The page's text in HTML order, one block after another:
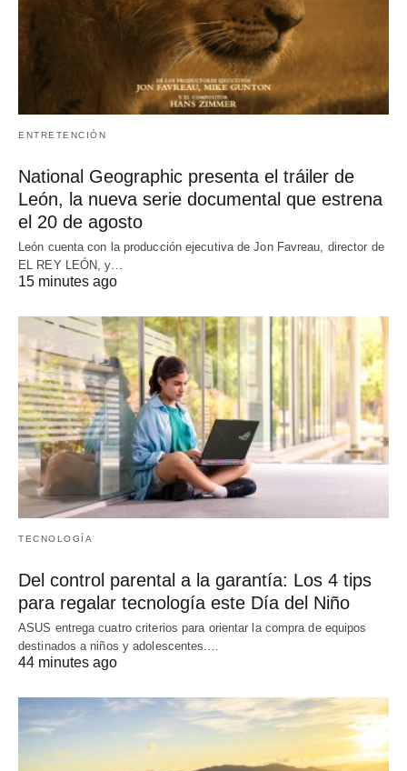
ENTRETENCIÓN
National Geographic presenta el tráiler de
León, la nueva serie documental que estrena
el 20 de agosto
León cuenta con la producción ejecutiva de Jon Favreau, director de
EL REY LEÓN, y…
15 minutes ago
TECNOLOGÍA
Del control parental a la garantía: Los 4 tips
para regalar tecnología este Día del Niño
ASUS entrega cuatro criterios para orientar la compra de equipos
destinados a niños y adolescentes.…
44 minutes ago